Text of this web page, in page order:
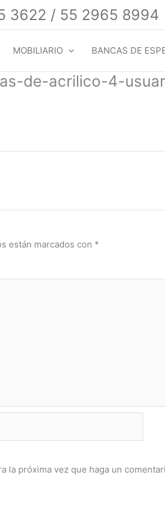
3622 / 55 2965 8994
MOBILIARIO BANCAS DE
de-acrilico-4-
están marcados con *
la próxima vez que haga un